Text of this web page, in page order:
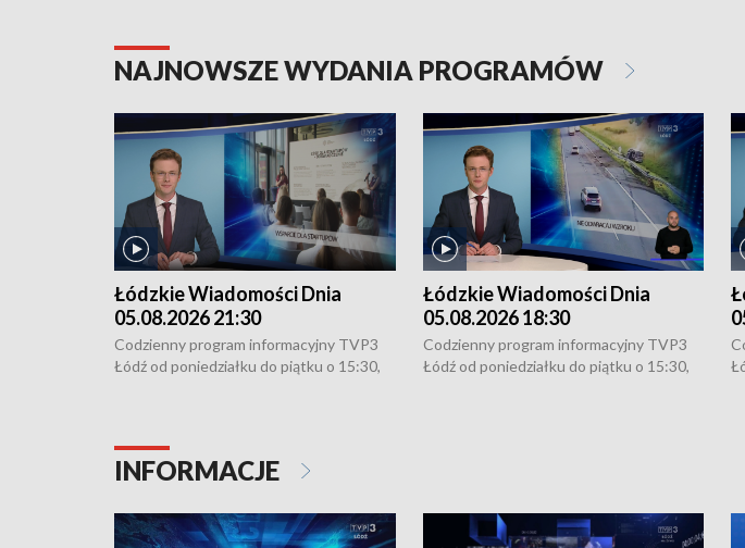
NAJNOWSZE WYDANIA PROGRAMÓW
Łódzkie Wiadomości Dnia
05.08.2026 21:30
Codzienny program informacyjny TVP3
Łódź od poniedziałku do piątku o 15:30,
Łódzkie Wiadomości Dnia
05.08.2026 18:30
Codzienny program informacyjny TVP3
Łódź od poniedziałku do piątku o 15:30,
INFORMACJE